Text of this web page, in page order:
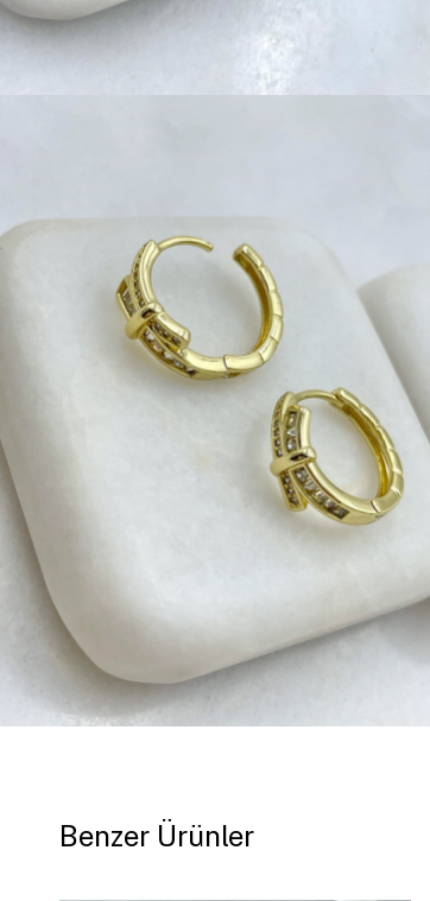
Benzer Ürünler